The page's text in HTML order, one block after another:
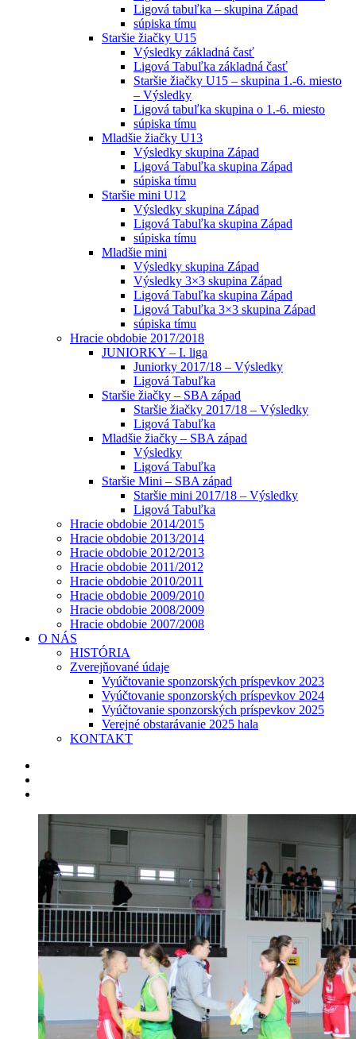
Ligová tabuľka – skupina Západ
súpiska tímu
Staršie žiačky U15
Výsledky základná časť
Ligová Tabuľka základná časť
Staršie žiačky U15 – skupina 1.-6. miesto
– Výsledky
Ligová tabuľka skupina o 1.-6. miesto
súpiska tímu
Mladšie žiačky U13
Výsledky skupina Západ
Ligová Tabuľka skupina Západ
súpiska tímu
Staršie mini U12
Výsledky skupina Západ
Ligová Tabuľka skupina Západ
súpiska tímu
Mladšie mini
Výsledky skupina Západ
Výsledky 3×3 skupina Západ
Ligová Tabuľka skupina Západ
Ligová Tabuľka 3×3 skupina Západ
súpiska tímu
Hracie obdobie 2017/2018
JUNIORKY – I. liga
Juniorky 2017/18 – Výsledky
Ligová Tabuľka
Staršie žiačky – SBA západ
Staršie žiačky 2017/18 – Výsledky
Ligová Tabuľka
Mladšie žiačky – SBA západ
Výsledky
Ligová Tabuľka
Staršie Mini – SBA západ
Staršie mini 2017/18 – Výsledky
Ligová Tabuľka
Hracie obdobie 2014/2015
Hracie obdobie 2013/2014
Hracie obdobie 2012/2013
Hracie obdobie 2011/2012
Hracie obdobie 2010/2011
Hracie obdobie 2009/2010
Hracie obdobie 2008/2009
Hracie obdobie 2007/2008
O NÁS
HISTÓRIA
Zverejňované údaje
Vyúčtovanie sponzorských príspevkov 2023
Vyúčtovanie sponzorských príspevkov 2024
Vyúčtovanie sponzorských príspevkov 2025
Verejné obstarávanie 2025 hala
KONTAKT